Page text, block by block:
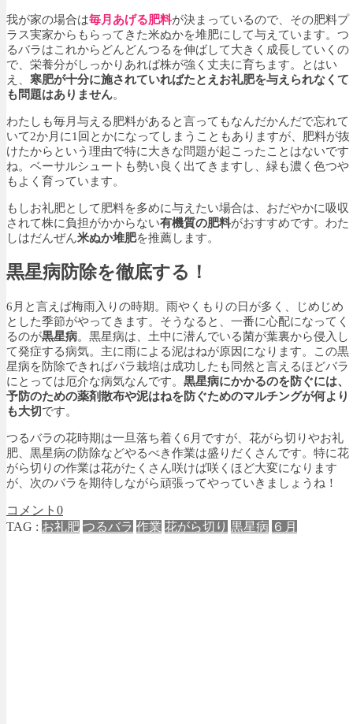
我が家の場合は毎月あげる肥料が決まっているので、その肥料プ
ラス実家からもらってきた米ぬかを堆肥にして与えています。つ
るバラはこれからどんどんつるを伸ばして大きく成長していくの
で、栄養分がしっかりあれば株が強く丈夫に育ちます。とはい
え、 寒肥が十分に施されていればたとえお礼肥を与えられなくて
も問題はありません。
わたしも毎月与える肥料があると言ってもなんだかんだで忘れて
いて2か月に1回とかになってしまうこともありますが、肥料が抜
けたからという理由で特に大きな問題が起こったことはないです
ね。ベーサルシュートも勢い良く出てきますし、緑も濃く色つや
もよく育っています。
もしお礼肥として肥料を多めに与えたい場合は、おだやかに吸収
されて株に負担がかからない有機質の肥料がおすすめです。わた
しはだんぜん米ぬか堆肥を推薦します。
黒星病防除を徹底する！
6月と言えば梅雨入りの時期。雨やくもりの日が多く、じめじめ
とした季節がやってきます。そうなると、一番に心配になってく
るのが黒星病。黒星病は、土中に潜んでいる菌が葉裏から侵入し
て発症する病気。主に雨による泥はねが原因になります。この黒
星病を防除できればバラ栽培は成功したも同然と言えるほどバラ
にとっては厄介な病気なんです。 黒星病にかかるのを防ぐには、
予防のための薬剤散布や泥はねを防ぐためのマルチングが何より
も大切です。
つるバラの花時期は一旦落ち着く6月ですが、花がら切りやお礼
肥、黒星病の防除などやるべき作業は盛りだくさんです。特に花
がら切りの作業は花がたくさん咲けば咲くほど大変になります
が、次のバラを期待しながら頑張ってやっていきましょうね！
コメント 0
TAG : お礼肥 つるバラ 作業 花がら切り 黒星病 ６月